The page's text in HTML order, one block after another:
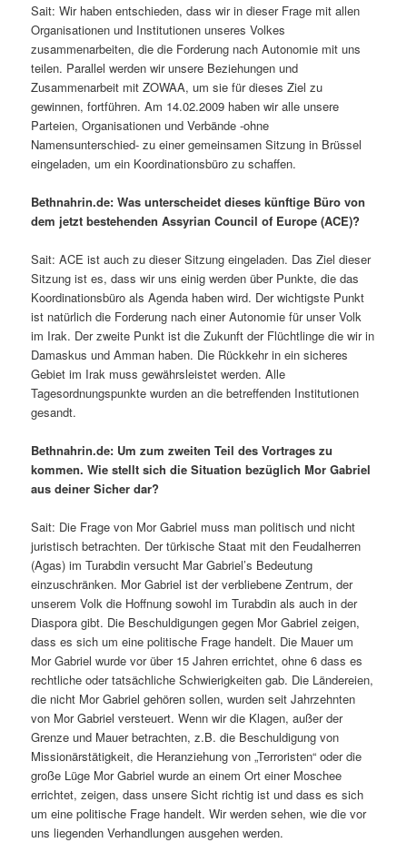
Sait: Wir haben entschieden, dass wir in dieser Frage mit allen
Organisationen und Institutionen unseres Volkes
zusammenarbeiten, die die Forderung nach Autonomie mit uns
teilen. Parallel werden wir unsere Beziehungen und
Zusammenarbeit mit ZOWAA, um sie für dieses Ziel zu
gewinnen, fortführen. Am 14.02.2009 haben wir alle unsere
Parteien, Organisationen und Verbände -ohne
Namensunterschied- zu einer gemeinsamen Sitzung in Brüssel
eingeladen, um ein Koordinationsbüro zu schaffen.
Bethnahrin.de: Was unterscheidet dieses künftige Büro von
dem jetzt bestehenden Assyrian Council of Europe (ACE)?
Sait: ACE ist auch zu dieser Sitzung eingeladen. Das Ziel dieser
Sitzung ist es, dass wir uns einig werden über Punkte, die das
Koordinationsbüro als Agenda haben wird. Der wichtigste Punkt
ist natürlich die Forderung nach einer Autonomie für unser Volk
im Irak. Der zweite Punkt ist die Zukunft der Flüchtlinge die wir in
Damaskus und Amman haben. Die Rückkehr in ein sicheres
Gebiet im Irak muss gewährsleistet werden. Alle
Tagesordnungspunkte wurden an die betreffenden Institutionen
gesandt.
Bethnahrin.de: Um zum zweiten Teil des Vortrages zu
kommen. Wie stellt sich die Situation bezüglich Mor Gabriel
aus deiner Sicher dar?
Sait: Die Frage von Mor Gabriel muss man politisch und nicht
juristisch betrachten. Der türkische Staat mit den Feudalherren
(Agas) im Turabdin versucht Mar Gabriel’s Bedeutung
einzuschränken. Mor Gabriel ist der verbliebene Zentrum, der
unserem Volk die Hoffnung sowohl im Turabdin als auch in der
Diaspora gibt. Die Beschuldigungen gegen Mor Gabriel zeigen,
dass es sich um eine politische Frage handelt. Die Mauer um
Mor Gabriel wurde vor über 15 Jahren errichtet, ohne 6 dass es
rechtliche oder tatsächliche Schwierigkeiten gab. Die Ländereien,
die nicht Mor Gabriel gehören sollen, wurden seit Jahrzehnten
von Mor Gabriel versteuert. Wenn wir die Klagen, außer der
Grenze und Mauer betrachten, z.B. die Beschuldigung von
Missionärstätigkeit, die Heranziehung von „Terroristen“ oder die
große Lüge Mor Gabriel wurde an einem Ort einer Moschee
errichtet, zeigen, dass unsere Sicht richtig ist und dass es sich
um eine politische Frage handelt. Wir werden sehen, wie die vor
uns liegenden Verhandlungen ausgehen werden.